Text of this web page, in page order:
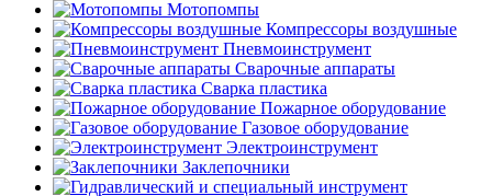
Мотопомпы
Компрессоры воздушные
Пневмоинструмент
Сварочные аппараты
Сварка пластика
Пожарное оборудование
Газовое оборудование
Электроинструмент
Заклепочники